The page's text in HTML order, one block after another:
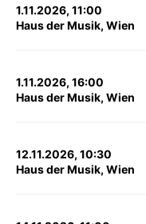
1.11.2026, 11:00
Haus der Musik, Wien
1.11.2026, 16:00
Haus der Musik, Wien
12.11.2026, 10:30
Haus der Musik, Wien